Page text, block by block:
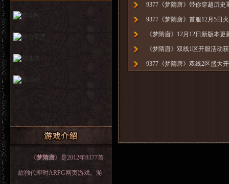
《梦隋唐》是2012年9377首
款独代即时ARPG网页游戏。游
9377《梦隋唐》带你穿越历史
9377《梦隋唐》首服12月5日
《梦隋唐》12月12日新版本更
《梦隋唐》双线1区开服活动
9377《梦隋唐》双线2区盛大